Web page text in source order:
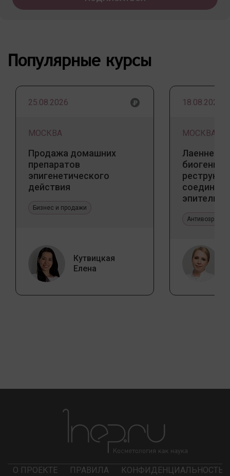
Популярные курсы
25.08.2026
МОСКВА
Продажа домашних
препаратов
эпигенетического
действия
Бизнес и продажи
Кутвицкая
Елена
18.08.2026
МОСКВА
Лаеннек
биогенный
О ПРОЕКТЕ ПРАВИЛА КОНФИДЕНЦИАЛЬНОСТЬ